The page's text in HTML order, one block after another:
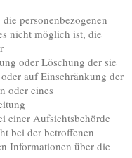
personenbezogenen
nicht möglich ist, die
oder Löschung der sie
auf Einschränkung der
oder eines
einer Aufsichtsbehörde
bei der betroffenen
Informationen über die